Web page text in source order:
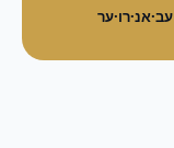
עב·אנ·רו·ער